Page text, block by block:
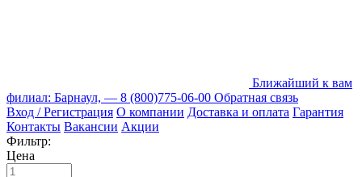
Ближайший к вам
филиал: Барнаул, — 8 (800)775-06-00 Обратная связь
Вход / Регистрация О компании Доставка и оплата Гарантия
Контакты Вакансии Акции
Фильтр:
Цена